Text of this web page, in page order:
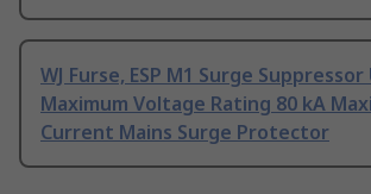
WJ Furse, ESP M1 Surge
Maximum Voltage Rating 80 kA
Current Mains Surge Protector